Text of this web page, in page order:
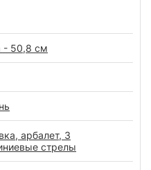
- 50,8 см
арбалет, 3
стрелы